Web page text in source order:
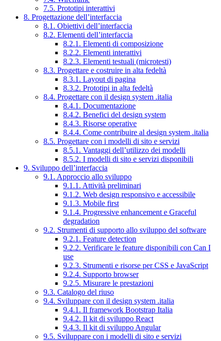
7.5. Prototipi interattivi
8. Progettazione dell’interfaccia
8.1. Obiettivi dell’interfaccia
8.2. Elementi dell’interfaccia
8.2.1. Elementi di composizione
8.2.2. Elementi interattivi
8.2.3. Elementi testuali (microtesti)
8.3. Progettare e costruire in alta fedeltà
8.3.1. Layout di pagina
8.3.2. Prototipi in alta fedeltà
8.4. Progettare con il design system .italia
8.4.1. Documentazione
8.4.2. Benefici del design system
8.4.3. Risorse operative
8.4.4. Come contribuire al design system .italia
8.5. Progettare con i modelli di sito e servizi
8.5.1. Vantaggi dell’utilizzo dei modelli
8.5.2. I modelli di sito e servizi disponibili
9. Sviluppo dell’interfaccia
9.1. Approccio allo sviluppo
9.1.1. Attività preliminari
9.1.2. Web design responsivo e accessibile
9.1.3. Mobile first
9.1.4. Progressive enhancement e Graceful
degradation
9.2. Strumenti di supporto allo sviluppo del software
9.2.1. Feature detection
9.2.2. Verificare le feature disponibili con Can I
use
9.2.3. Strumenti e risorse per CSS e JavaScript
9.2.4. Supporto browser
9.2.5. Misurare le prestazioni
9.3. Catalogo del riuso
9.4. Sviluppare con il design system .italia
9.4.1. Il framework Bootstrap Italia
9.4.2. Il kit di sviluppo React
9.4.3. Il kit di sviluppo Angular
9.5. Sviluppare con i modelli di sito e servizi